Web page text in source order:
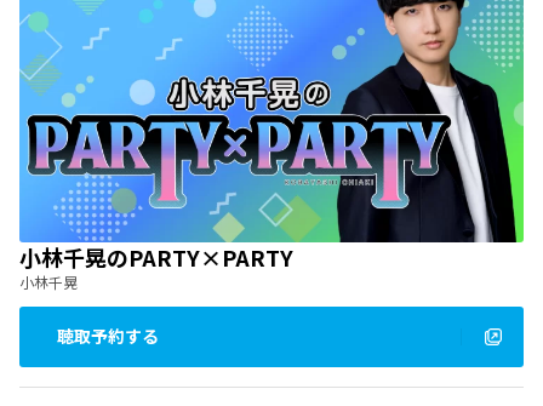
小林千晃のPARTY×PARTY
小林千晃
聴取予約する